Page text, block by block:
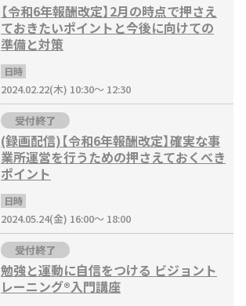
【令和6年報酬改定】2月の時点で押さえ
ておきたいポイントと今後に向けての
準備と対策
日時
2024.02.22(木) 10:30～ 12:30
受付終了
(録画配信)【令和6年報酬改定】確実な事
業所運営を行うための押さえておくべき
ポイント
日時
2024.05.24(金) 16:00～ 18:00
受付終了
勉強と運動に自信をつける ビジョント
レーニング®入門講座